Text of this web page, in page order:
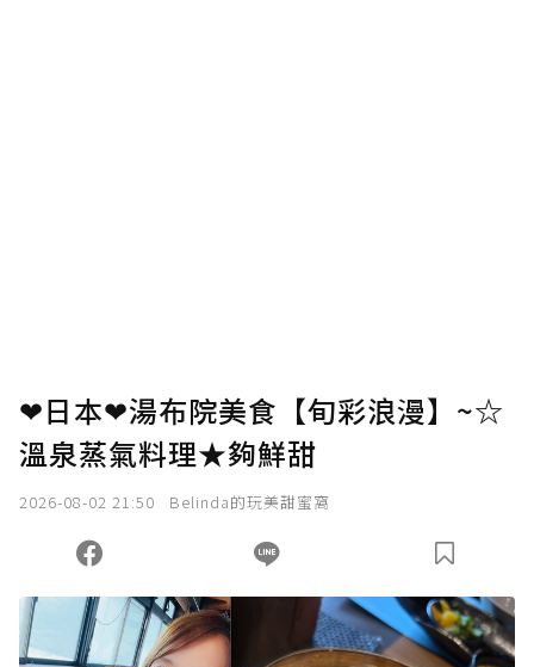
❤日本❤湯布院美食【旬彩浪漫】~☆
溫泉蒸氣料理★夠鮮甜
2026-08-02 21:50 Belinda的玩美甜蜜窩